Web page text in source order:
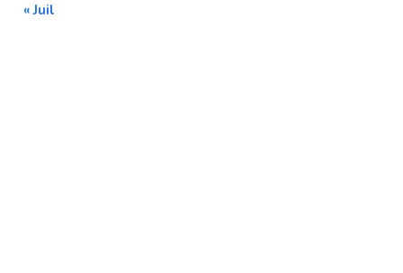
« Juil